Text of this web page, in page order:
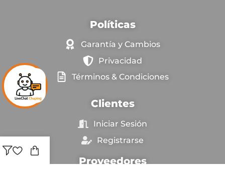
Políticas
Garantía y Cambios
Privacidad
Términos & Condiciones
Clientes
Iniciar Sesión
Registrarse
Proveedores